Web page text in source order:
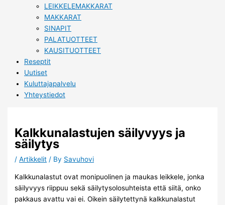
LEIKKELEMAKKARAT
MAKKARAT
SINAPIT
PALATUOTTEET
KAUSITUOTTEET
Reseptit
Uutiset
Kuluttajapalvelu
Yhteystiedot
Kalkkunalastujen säilyvyys ja
säilytys
/Artikkelit / By Savuhovi
Kalkkunalastut ovat monipuolinen ja maukas leikkele, jonka
säilyvyys riippuu sekä säilytysolosuhteista että siitä, onko
pakkaus avattu vai ei. Oikein säilytettynä kalkkunalastut